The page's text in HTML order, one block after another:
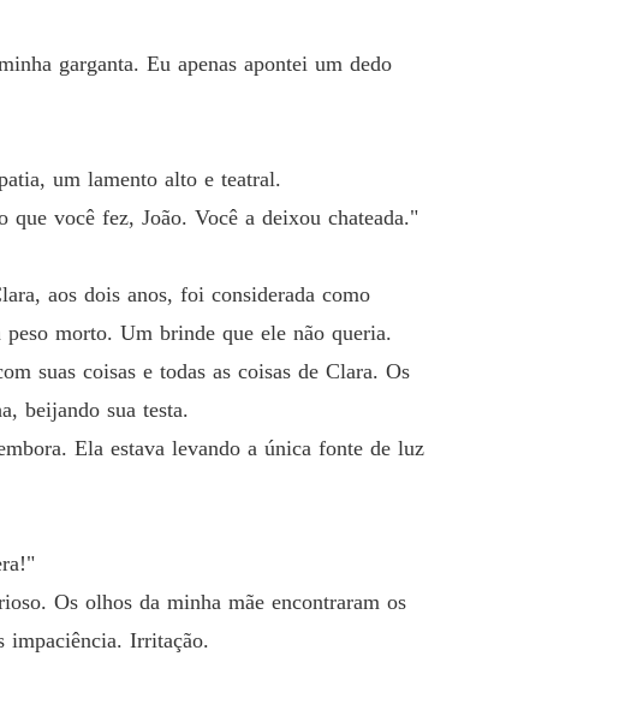
garganta. Eu apenas apontei um dedo
um lamento alto e teatral.
você fez, João. Você a deixou chateada."
aos dois anos, foi considerada como
morto. Um brinde que ele não queria.
suas coisas e todas as coisas de Clara. Os
beijando sua testa.
Ela estava levando a única fonte de luz
Os olhos da minha mãe encontraram os
impaciência. Irritação.